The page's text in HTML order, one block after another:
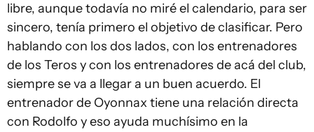
libre, aunque todavía no miré el calendario, para ser
sincero, tenía primero el objetivo de clasificar. Pero
hablando con los dos lados, con los entrenadores
de los Teros y con los entrenadores de acá del club,
siempre se va a llegar a un buen acuerdo. El
entrenador de Oyonnax tiene una relación directa
con Rodolfo y eso ayuda muchísimo en la